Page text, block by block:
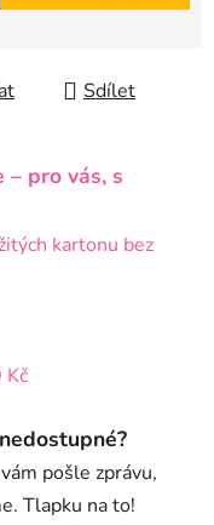
Sdílet
– pro vás, s
kartonu bez
Kč
pošle zprávu,
Tlapku na to!